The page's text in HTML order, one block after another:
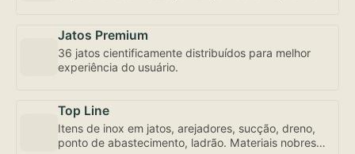
uma exclusividade Amazon Spa focada em seu bem-
estar.
Jatos Premium
36 jatos cientificamente distribuídos para melhor
experiência do usuário.
Top Line
Itens de inox em jatos, arejadores, sucção, dreno,
ponto de abastecimento, ladrão. Materiais nobres